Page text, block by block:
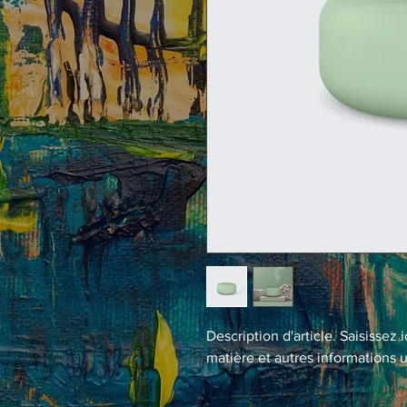
Description d'article. Saisissez
matière et autres informations